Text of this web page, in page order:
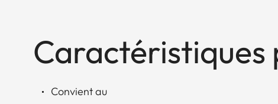
Caractéristiques
Convient au